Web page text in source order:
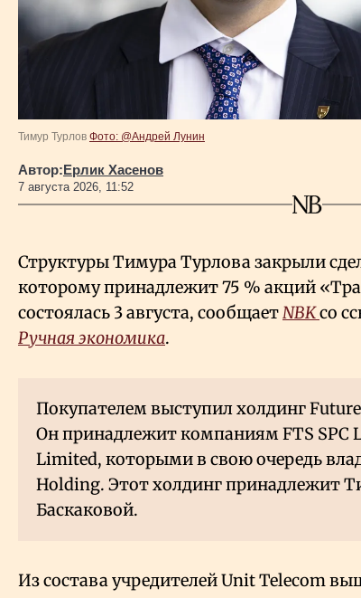
Тимур Турлов Фото: @Андрей Лунин
Автор:Ерлик Хасенов
7 августа 2026, 11:52
Структуры Тимура Турлова закрыли
которому принадлежит 75 % акций
состоялась 3 августа, сообщаетNBKсо
Ручная экономика.
Покупателем выступил холдинг
Он принадлежит компаниям FTS SPC
Limited, которыми в свою очередь
Holding. Этот холдинг принадлежит
Баскаковой.
Из состава учредителей Unit Telecom